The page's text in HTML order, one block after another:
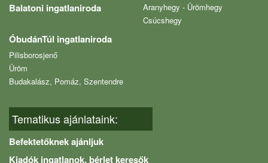
Balatoni ingatlaniroda
Aranyhegy - Ürömhegy
Csúcshegy
ÓbudánTúl ingatlaniroda
Pilisborosjenő
Üröm
Budakalász, Pomáz, Szentendre
Tematikus ajánlataink:
Befektetőknek ajánljuk
Kiadók ingatlanok, bérlet keresők